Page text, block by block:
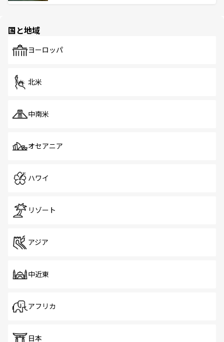
で、ホーカーズは地元の風情を楽しめる外せないスポット
国と地域
ヨーロッパ
北米
中南米
オセアニア
ハワイ
リゾート
アジア
中近東
アフリカ
日本